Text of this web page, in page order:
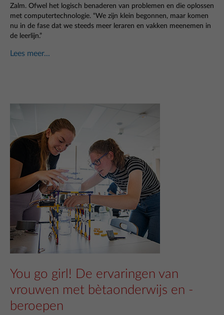
Zalm. Ofwel het logisch benaderen van problemen en die oplossen
met computertechnologie. “We zijn klein begonnen, maar komen
nu in de fase dat we steeds meer leraren en vakken meenemen in
de leerlijn.”
Lees meer...
You go girl! De ervaringen van
vrouwen met bètaonderwijs en -
beroepen